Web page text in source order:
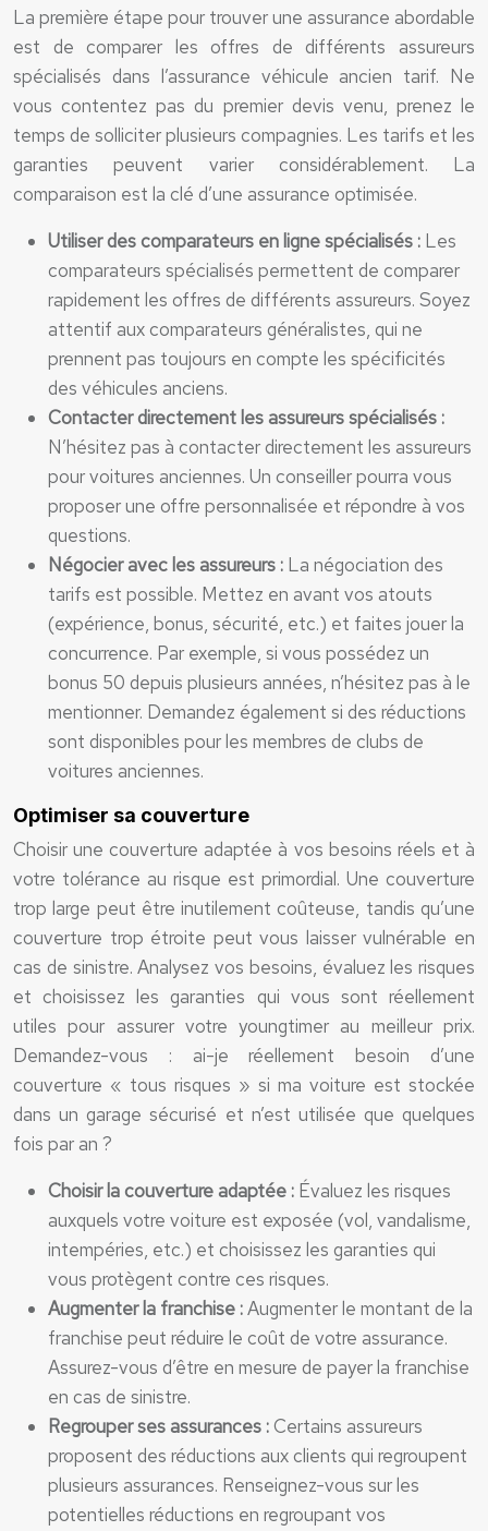
La première étape pour trouver une assurance abordable
est de comparer les offres de différents assureurs
spécialisés dans l’assurance véhicule ancien tarif. Ne
vous contentez pas du premier devis venu, prenez le
temps de solliciter plusieurs compagnies. Les tarifs et les
garanties peuvent varier considérablement. La
comparaison est la clé d’une assurance optimisée.
Utiliser des comparateurs en ligne spécialisés : Les
comparateurs spécialisés permettent de comparer
rapidement les offres de différents assureurs. Soyez
attentif aux comparateurs généralistes, qui ne
prennent pas toujours en compte les spécificités
des véhicules anciens.
Contacter directement les assureurs spécialisés :
N’hésitez pas à contacter directement les assureurs
pour voitures anciennes. Un conseiller pourra vous
proposer une offre personnalisée et répondre à vos
questions.
Négocier avec les assureurs : La négociation des
tarifs est possible. Mettez en avant vos atouts
(expérience, bonus, sécurité, etc.) et faites jouer la
concurrence. Par exemple, si vous possédez un
bonus 50 depuis plusieurs années, n’hésitez pas à le
mentionner. Demandez également si des réductions
sont disponibles pour les membres de clubs de
voitures anciennes.
Optimiser sa couverture
Choisir une couverture adaptée à vos besoins réels et à
votre tolérance au risque est primordial. Une couverture
trop large peut être inutilement coûteuse, tandis qu’une
couverture trop étroite peut vous laisser vulnérable en
cas de sinistre. Analysez vos besoins, évaluez les risques
et choisissez les garanties qui vous sont réellement
utiles pour assurer votre youngtimer au meilleur prix.
Demandez-vous : ai-je réellement besoin d’une
couverture « tous risques » si ma voiture est stockée
dans un garage sécurisé et n’est utilisée que quelques
fois par an ?
Choisir la couverture adaptée : Évaluez les risques
auxquels votre voiture est exposée (vol, vandalisme,
intempéries, etc.) et choisissez les garanties qui
vous protègent contre ces risques.
Augmenter la franchise :Augmenter le montant de la
franchise peut réduire le coût de votre assurance.
Assurez-vous d’être en mesure de payer la franchise
en cas de sinistre.
Regrouper ses assurances :Certains assureurs
proposent des réductions aux clients qui regroupent
plusieurs assurances. Renseignez-vous sur les
potentielles réductions en regroupant vos